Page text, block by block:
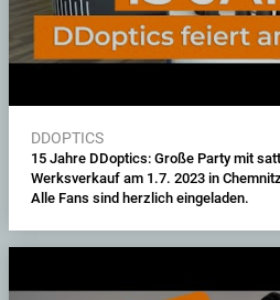
DDOPTICS
15 Jahre DDoptics: Große Party mit
Werksverkauf am 1.7. 2023 in
Alle Fans sind herzlich eingeladen.